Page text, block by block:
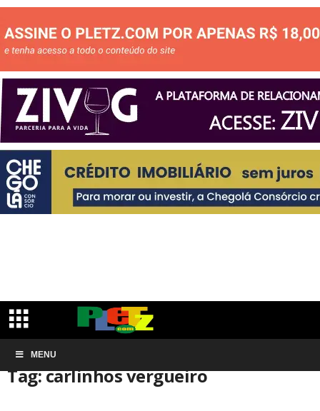
MENU
Início Tags
Tag: carlinhos vergueiro